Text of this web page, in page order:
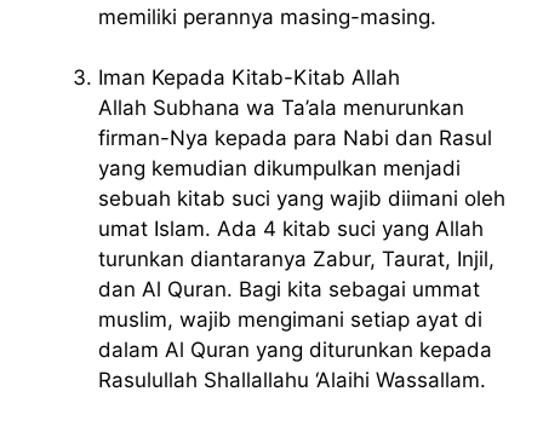
memiliki perannya masing-masing.
Iman Kepada Kitab-Kitab Allah
Allah Subhana wa Ta’ala menurunkan
firman-Nya kepada para Nabi dan Rasul
yang kemudian dikumpulkan menjadi
sebuah kitab suci yang wajib diimani oleh
umat Islam. Ada 4 kitab suci yang Allah
turunkan diantaranya Zabur, Taurat, Injil,
dan Al Quran. Bagi kita sebagai ummat
muslim, wajib mengimani setiap ayat di
dalam Al Quran yang diturunkan kepada
Rasulullah Shallallahu ‘Alaihi Wassallam.